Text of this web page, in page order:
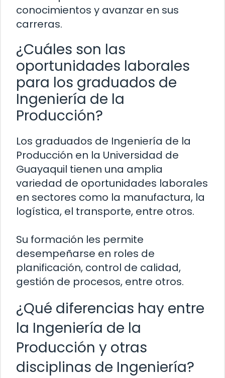
conocimientos y avanzar en sus
carreras.
¿Cuáles son las
oportunidades laborales
para los graduados de
Ingeniería de la
Producción?
Los graduados de Ingeniería de la
Producción en la Universidad de
Guayaquil tienen una amplia
variedad de oportunidades laborales
en sectores como la manufactura, la
logística, el transporte, entre otros.
Su formación les permite
desempeñarse en roles de
planificación, control de calidad,
gestión de procesos, entre otros.
¿Qué diferencias hay entre
la Ingeniería de la
Producción y otras
disciplinas de Ingeniería?